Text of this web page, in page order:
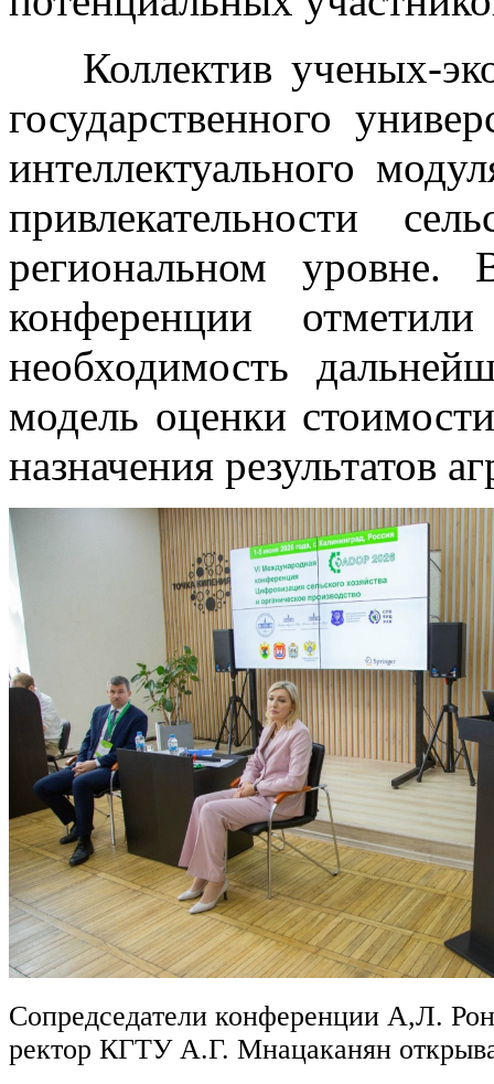
Коллектив ученых-
государственного
интеллектуального
привлекательности
региональном уровне.
конференции отметили
необходимость
модель оценки
назначения результатов
Сопредседатели конференции А,Л.
ректор КГТУ А.Г. Мнацаканян